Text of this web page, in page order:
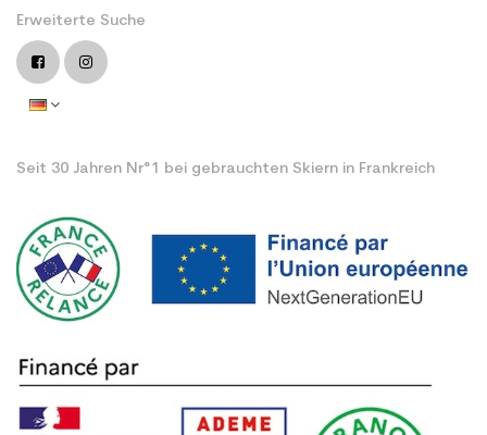
Erweiterte Suche
Seit 30 Jahren Nr°1 bei gebrauchten Skiern in Frankreich